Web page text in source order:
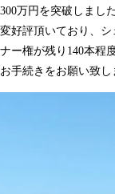
万円を突破しまし
好評頂いており、
ー権が残り140本程
手続きをお願い致し